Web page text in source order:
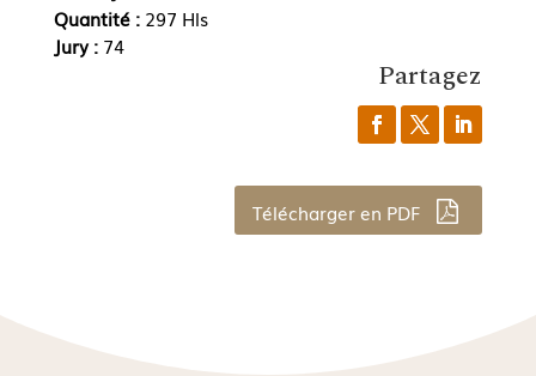
Quantité : 297 Hls
Jury : 74
Partagez
Télécharger en PDF